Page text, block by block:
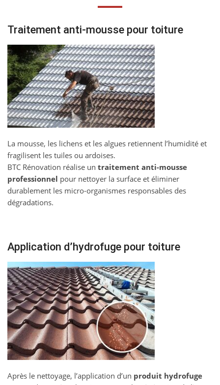
Traitement anti-mousse pour toiture
La mousse, les lichens et les algues retiennent l’humidité et
fragilisent les tuiles ou ardoises.
BTC Rénovation réalise un traitement anti-mousse
professionnel pour nettoyer la surface et éliminer
durablement les micro-organismes responsables des
dégradations.
Application d’hydrofuge pour toiture
Après le nettoyage, l’application d’un produit hydrofuge